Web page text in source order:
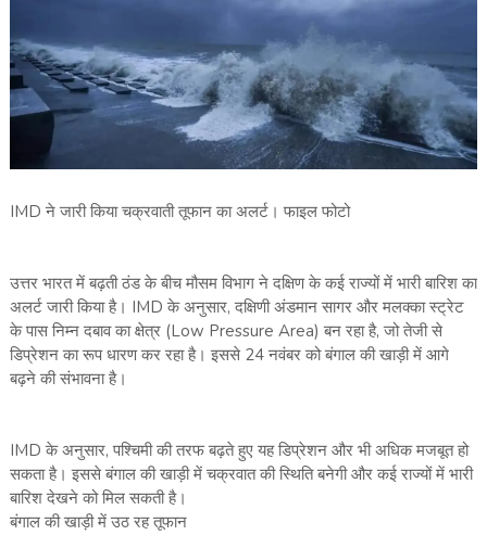
IMD ने जारी किया चक्रवाती तूफान का अलर्ट। फाइल फोटो
उत्तर भारत में बढ़ती ठंड के बीच मौसम विभाग ने दक्षिण के कई राज्यों में भारी बारिश का
अलर्ट जारी किया है। IMD के अनुसार, दक्षिणी अंडमान सागर और मलक्का स्ट्रेट
के पास निम्न दबाव का क्षेत्र (Low Pressure Area) बन रहा है, जो तेजी से
डिप्रेशन का रूप धारण कर रहा है। इससे 24 नवंबर को बंगाल की खाड़ी में आगे
बढ़ने की संभावना है।
IMD के अनुसार, पश्चिमी की तरफ बढ़ते हुए यह डिप्रेशन और भी अधिक मजबूत हो
सकता है। इससे बंगाल की खाड़ी में चक्रवात की स्थिति बनेगी और कई राज्यों में भारी
बारिश देखने को मिल सकती है।
बंगाल की खाड़ी में उठ रह तूफान